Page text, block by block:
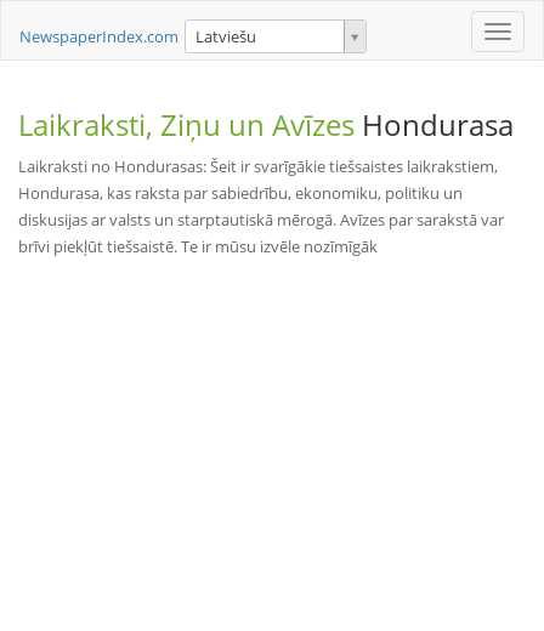
Toggle
NewspaperIndex.com Latviešu
Laikraksti, Ziņu un Avīzes Hondurasa
Laikraksti no Hondurasas: Šeit ir svarīgākie tiešsaistes laikrakstiem,
Hondurasa, kas raksta par sabiedrību, ekonomiku, politiku un
diskusijas ar valsts un starptautiskā mērogā. Avīzes par sarakstā var
brīvi piekļūt tiešsaistē. Te ir mūsu izvēle nozīmīgāk